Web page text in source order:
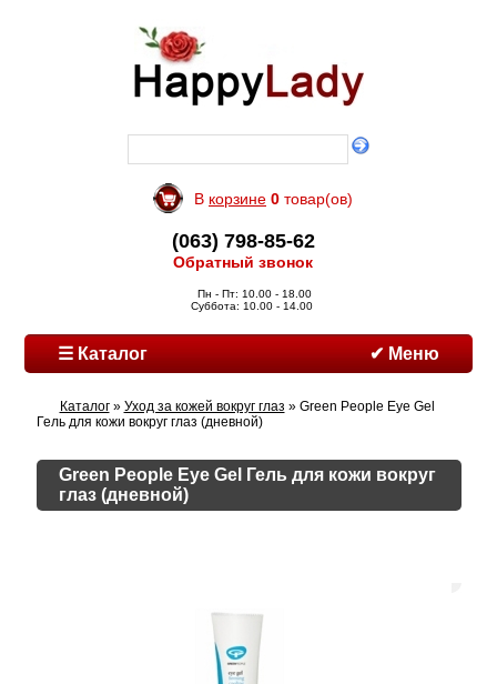
В корзине 0 товар(ов)
(063) 798-85-62
Обратный звонок
Пн - Пт: 10.00 - 18.00
Суббота: 10.00 - 14.00
☰ Каталог ✔ Меню
Каталог» Уход за кожей вокруг глаз » Green People Eye Gel
Гель для кожи вокруг глаз (дневной)
Green People Eye Gel Гель для кожи вокруг
глаз (дневной)